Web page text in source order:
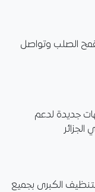
الصلب وتواصل
جديدة لدعم
الكبرى بجميع